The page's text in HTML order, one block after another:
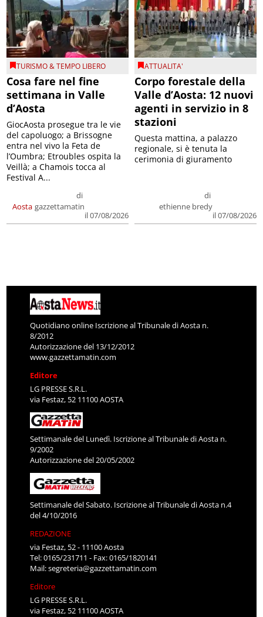
TURISMO & TEMPO LIBERO
Cosa fare nel fine
settimana in Valle
d’Aosta
Aosta
di
gazzettamatin
il 07/08/2026
GiocAosta prosegue tra le vie
del capoluogo; a Brissogne
entra nel vivo la Feta de
l’Oumbra; Etroubles ospita la
Veillà; a Chamois tocca al
Festival A...
ATTUALITA'
Corpo forestale della
Valle d’Aosta: 12 nuovi
agenti in servizio in 8
stazioni
di
ethienne bredy
il 07/08/2026
Questa mattina, a palazzo
regionale, si è tenuta la
cerimonia di giuramento
Quotidiano online Iscrizione al Tribunale di Aosta n.
8/2012
Autorizzazione del 13/12/2012
www.gazzettamatin.com
Editore
LG PRESSE S.R.L.
via Festaz, 52 11100 AOSTA
Settimanale del Lunedì. Iscrizione al Tribunale di Aosta n.
9/2002
Autorizzazione del 20/05/2002
Settimanale del Sabato. Iscrizione al Tribunale di Aosta n.4
del 4/10/2016
REDAZIONE
via Festaz, 52 - 11100 Aosta
Tel: 0165/231711 - Fax: 0165/1820141
Mail:segreteria@gazzettamatin.com
Editore
LG PRESSE S.R.L.
via Festaz, 52 11100 AOSTA